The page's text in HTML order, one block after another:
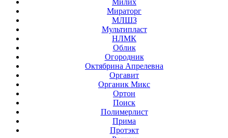
Милих
Мираторг
МЛШЗ
Мультипласт
НЛМК
Облик
Огородник
Октябрина Апрелевна
Оргавит
Органик Микс
Ортон
Поиск
Полимерлист
Прима
Протэкт